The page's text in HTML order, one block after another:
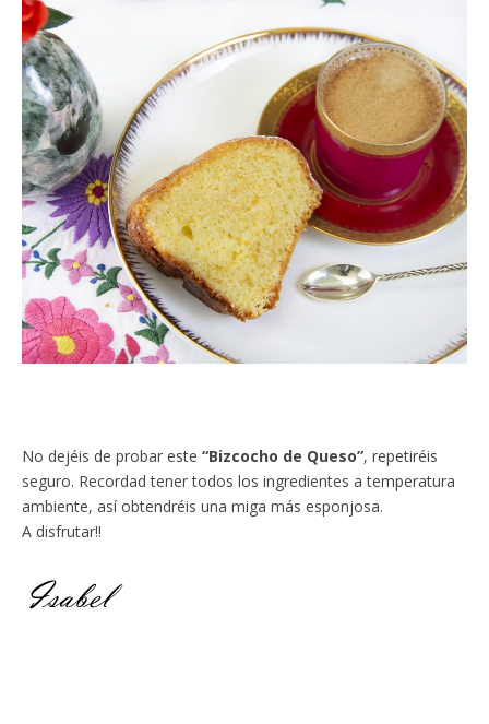
No dejéis de probar este “Bizcocho de Queso”, repetiréis
seguro. Recordad tener todos los ingredientes a temperatura
ambiente, así obtendréis una miga más esponjosa.
A disfrutar!!